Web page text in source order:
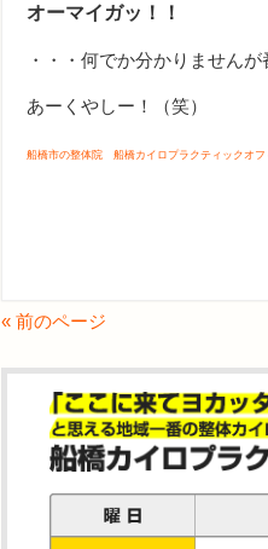
オーマイガッ！！
・・・何でか分かりません
あーくやしー！（笑）
船橋市の整体院 船橋カイロプラクティックオフ
« 前のページ